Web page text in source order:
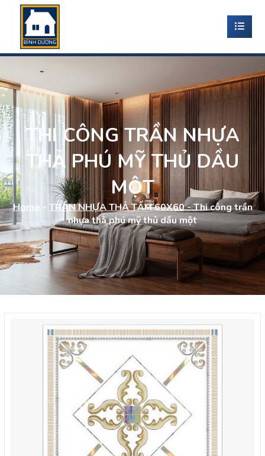
THI CÔNG TRẦN NHỰA
THẢ PHÚ MỸ THỦ DẦU
MỘT
Home - TRẦN NHỰA THẢ TẤM 60X60-Thi công trần
nhựa thả phú mỹ thủ dầu một